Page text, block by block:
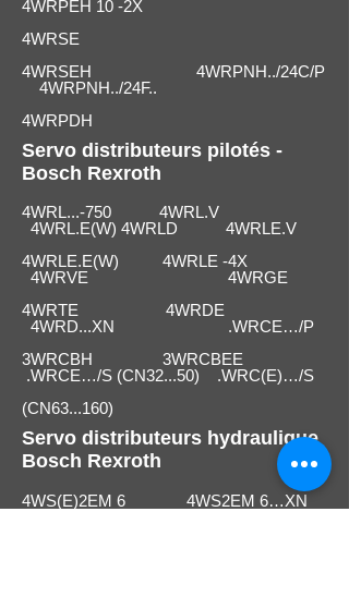
4WRPEH 10 -2X
4WRSE
4WRSEH 4WRPNH../24C/P
4WRPNH../24F..
4WRPDH
Servo distributeurs pilotés -
Bosch Rexroth
4WRL...-750 4WRL.V
4WRL.E(W) 4WRLD 4WRLE.V
4WRLE.E(W) 4WRLE -4X
4WRVE 4WRGE
4WRTE 4WRDE
4WRD...XN .WRCE…/P
3WRCBH 3WRCBEE
.WRCE…/S (CN32...50) .WRC(E)…/S
(CN63...160)
Servo distributeurs hydraulique
Bosch Rexroth
4WS(E)2EM 6 4WS2EM 6…XN